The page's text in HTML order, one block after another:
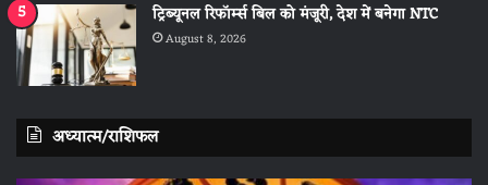
ट्रिब्यूनल रिफॉर्म्स बिल को मंजूरी, देश में बनेगा NTC
August 8, 2026
अध्यात्म/राशिफल